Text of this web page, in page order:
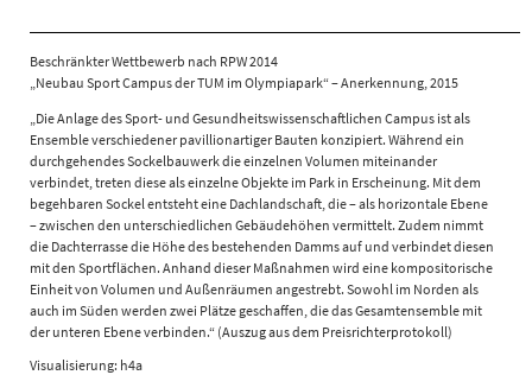
Beschränkter Wettbewerb nach RPW 2014
„Neubau Sport Campus der TUM im Olympiapark“ – Anerkennung, 2015
„Die Anlage des Sport- und Gesundheitswissenschaftlichen Campus ist als
Ensemble verschiedener pavillionartiger Bauten konzipiert. Während ein
durchgehendes Sockelbauwerk die einzelnen Volumen miteinander
verbindet, treten diese als einzelne Objekte im Park in Erscheinung. Mit dem
begehbaren Sockel entsteht eine Dachlandschaft, die – als horizontale Ebene
– zwischen den unterschiedlichen Gebäudehöhen vermittelt. Zudem nimmt
die Dachterrasse die Höhe des bestehenden Damms auf und verbindet diesen
mit den Sportflächen. Anhand dieser Maßnahmen wird eine kompositorische
Einheit von Volumen und Außenräumen angestrebt. Sowohl im Norden als
auch im Süden werden zwei Plätze geschaffen, die das Gesamtensemble mit
der unteren Ebene verbinden.“ (Auszug aus dem Preisrichterprotokoll)
Visualisierung: h4a